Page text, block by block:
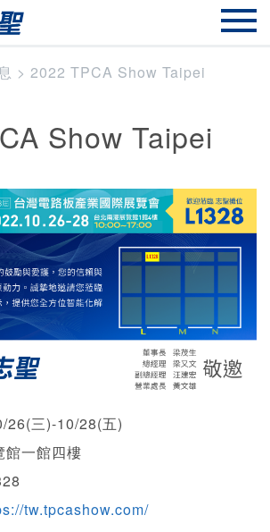
> 2022 TPCA Show Taipei
Show Taipei
26(三)-10/28(五)
館一館四樓
tw.tpcashow.com/